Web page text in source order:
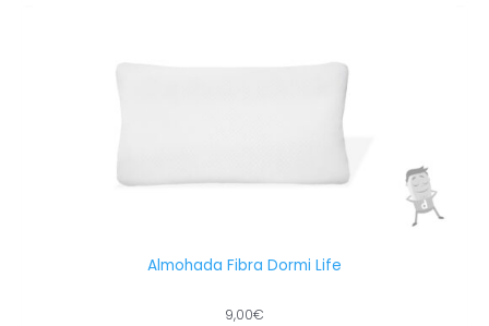
Almohada Fibra Dormi Life
9,00€